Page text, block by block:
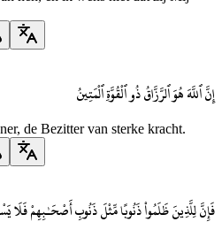
إِنَّ ٱللَّهَ هُوَ ٱلرَّزَّاقُ ذُو ٱلْقُوَّةِ ٱلْمَتِينُ
de Bezitter van sterke kracht.
فَإِنَّ لِلَّذِينَ ظَلَمُوا۟ ذَنُوبًا مِّثْلَ ذَنُوبِ أَصْحَـٰبِهِمْ فَلَا